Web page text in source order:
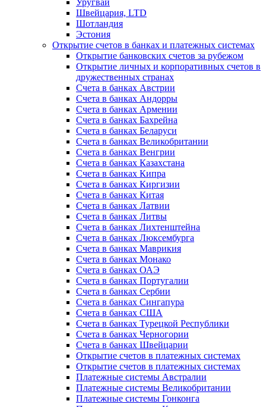
Уругвай
Швейцария, LTD
Шотландия
Эстония
Открытие счетов в банках и платежных системах
Открытие банковских счетов за рубежом
Открытие личных и корпоративных счетов в
дружественных странах
Счета в банках Австрии
Счета в банках Андорры
Счета в банках Армении
Счета в банках Бахрейна
Счета в банках Беларуси
Счета в банках Великобритании
Счета в банках Венгрии
Счета в банках Казахстана
Счета в банках Кипра
Счета в банках Киргизии
Счета в банках Китая
Счета в банках Латвии
Счета в банках Литвы
Счета в банках Лихтенштейна
Счета в банках Люксембурга
Счета в банках Маврикия
Счета в банках Монако
Счета в банках ОАЭ
Счета в банках Португалии
Счета в банках Сербии
Счета в банках Сингапура
Счета в банках США
Счета в банках Турецкой Республики
Счета в банках Черногории
Счета в банках Швейцарии
Открытие счетов в платежных системах
Открытие счетов в платежных системах
Платежные системы Австралии
Платежные системы Великобритании
Платежные системы Гонконга